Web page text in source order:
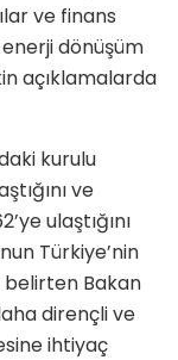
ve finans
dönüşüm
açıklamalarda
kurulu
ve
ulaştığını
Türkiye’nin
Bakan
dirençli ve
ihtiyaç